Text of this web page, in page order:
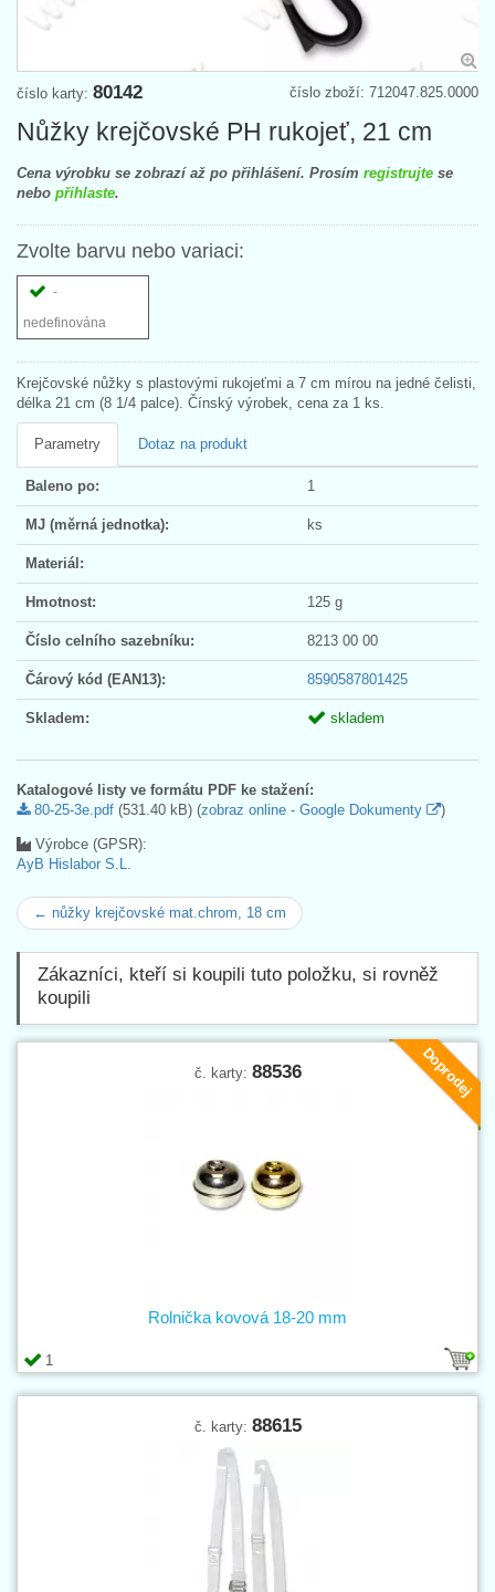
číslo zboží: 712047.825.0000
číslo karty: 80142
Nůžky krejčovské PH rukojeť, 21 cm
Cena výrobku se zobrazí až po přihlášení. Prosím registrujte se
nebo přihlaste.
Zvolte barvu nebo variaci:
-
nedefinována
Krejčovské nůžky s plastovými rukojeťmi a 7 cm mírou na jedné čelisti,
délka 21 cm (8 1/4 palce). Čínský výrobek, cena za 1 ks.
Parametry Dotaz na produkt
Baleno po: 1
MJ (měrná jednotka): ks
Materiál:
Hmotnost: 125 g
Číslo celního sazebníku: 8213 00 00
Čárový kód (EAN13): 8590587801425
Skladem: skladem
Katalogové listy ve formátu PDF ke stažení:
80-25-3e.pdf (531.40 kB) (zobraz online - Google Dokumenty )
Výrobce (GPSR):
AyB Hislabor S.L.
← nůžky krejčovské mat.chrom, 18 cm
Zákazníci, kteří si koupili tuto položku, si rovněž
koupili
Doprodej
č. karty: 88536
1
Rolnička kovová 18-20 mm
č. karty: 88615